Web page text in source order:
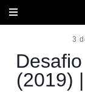
3
(2019)